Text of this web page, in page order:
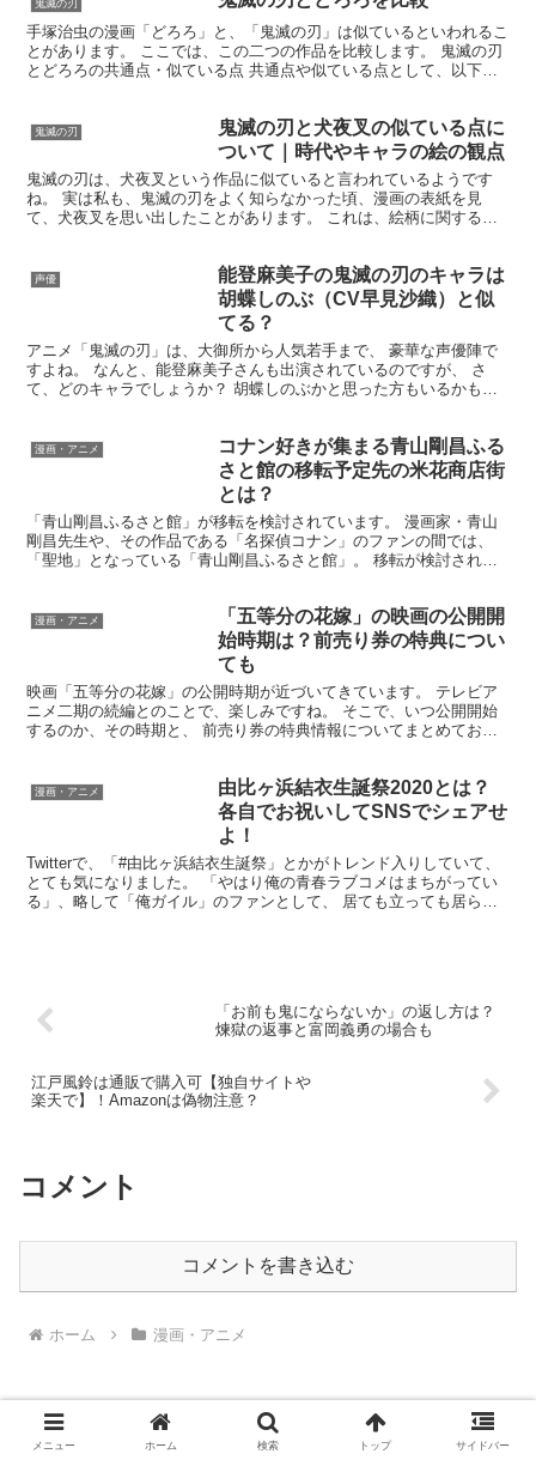
鬼滅の刃
手塚治虫の漫画「どろろ」と、「鬼滅の刃」は似ているといわれるこ
とがあります。 ここでは、この二つの作品を比較します。 鬼滅の刃
とどろろの共通点・似ている点 共通点や似ている点として、以下を
鬼滅の刃
鬼滅の刃と犬夜叉の似ている点に
ついて｜時代やキャラの絵の観点
鬼滅の刃は、犬夜叉という作品に似ていると言われているようです
ね。 実は私も、鬼滅の刃をよく知らなかった頃、漫画の表紙を見
て、犬夜叉を思い出したことがあります。 これは、絵柄に関する感
声優
能登麻美子の鬼滅の刃のキャラは
胡蝶しのぶ（CV早見沙織）と似
てる？
アニメ「鬼滅の刃」は、大御所から人気若手まで、 豪華な声優陣で
すよね。 なんと、能登麻美子さんも出演されているのですが、 さ
て、どのキャラでしょうか？ 胡蝶しのぶかと思った方もいるかもし
漫画・アニメ
コナン好きが集まる青山剛昌ふる
さと館の移転予定先の米花商店街
とは？
「青山剛昌ふるさと館」が移転を検討されています。 漫画家・青山
剛昌先生や、その作品である「名探偵コナン」のファンの間では、
「聖地」となっている「青山剛昌ふるさと館」。 移転が検討されて
漫画・アニメ
「五等分の花嫁」の映画の公開開
始時期は？前売り券の特典につい
ても
映画「五等分の花嫁」の公開時期が近づいてきています。 テレビア
ニメ二期の続編とのことで、楽しみですね。 そこで、いつ公開開始
するのか、その時期と、 前売り券の特典情報についてまとめておき
漫画・アニメ
由比ヶ浜結衣生誕祭2020とは？
各自でお祝いしてSNSでシェアせ
よ！
Twitterで、「#由比ヶ浜結衣生誕祭」とかがトレンド入りしていて、
とても気になりました。 「やはり俺の青春ラブコメはまちがってい
る」、略して「俺ガイル」のファンとして、 居ても立っても居られ
「お前も鬼にならないか」の返し方は？
煉獄の返事と富岡義勇の場合も
江戸風鈴は通販で購入可【独自サイトや
楽天で】！Amazonは偽物注意？
コメント
コメントを書き込む
ホーム 漫画・アニメ
メニュー ホーム 検索 トップ サイドバー